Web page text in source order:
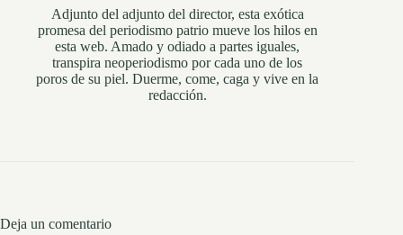
Adjunto del adjunto del director, esta exótica
promesa del periodismo patrio mueve los hilos en
esta web. Amado y odiado a partes iguales,
transpira neoperiodismo por cada uno de los
poros de su piel. Duerme, come, caga y vive en la
redacción.
Deja un comentario